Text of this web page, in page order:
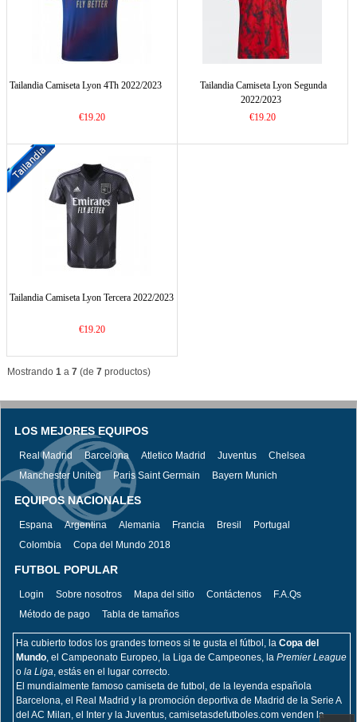
Tailandia Camiseta Lyon 4Th 2022/2023
€19.20
Tailandia Camiseta Lyon Segunda
2022/2023
€19.20
Tailandia Camiseta Lyon Tercera 2022/2023
€19.20
Mostrando 1a 7(de 7productos)
LOS MEJORES EQUIPOS
Real Madrid Barcelona Atletico Madrid Juventus
Chelsea
Manchester United
Paris Saint Germain Bayern Munich
EQUIPOS NACIONALES
Espana Argentina Alemania Francia Bresil
Portugal
Colombia
Copa del Mundo 2018
FUTBOL POPULAR
Login Sobre nosotros Mapa del sitio Contáctenos
F.A.Qs
Método de pago
Tabla de tamaños
Ha cubierto todos los grandes torneos si te gusta el fútbol, la Copa del
Mundo, el Campeonato Europeo, la Liga de Campeones, la Premier League
o la Liga, estás en el lugar correcto.
El mundialmente famoso camiseta de futbol, de la leyenda española
Barcelona, el Real Madrid y la promoción deportiva de Madrid de la Serie A
del AC Milan, el Inter y la Juventus, camisetasdefutboles.com venden la